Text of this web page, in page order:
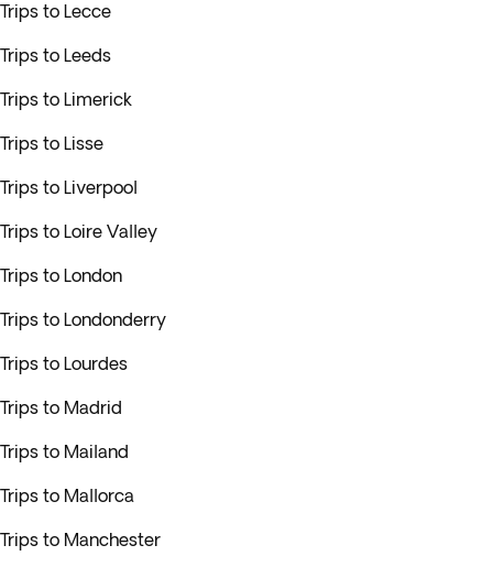
Trips to Lecce
Trips to Leeds
Trips to Limerick
Trips to Lisse
Trips to Liverpool
Trips to Loire Valley
Trips to London
Trips to Londonderry
Trips to Lourdes
Trips to Madrid
Trips to Mailand
Trips to Mallorca
Trips to Manchester